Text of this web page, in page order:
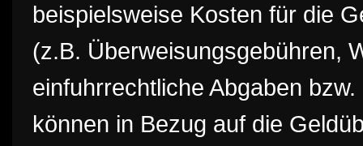
beispielsweise Kosten für die
(z.B. Überweisungsgebühren,
einfuhrrechtliche Abgaben
können in Bezug auf die